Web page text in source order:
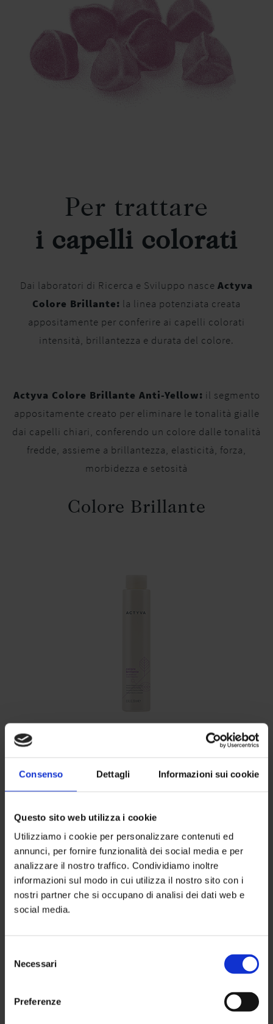
Consenso Dettagli Informazioni sui cookie
Questo sito web utilizza i cookie
Utilizziamo i cookie per personalizzare contenuti ed
annunci, per fornire funzionalità dei social media e per
analizzare il nostro traffico. Condividiamo inoltre
informazioni sul modo in cui utilizza il nostro sito con i
nostri partner che si occupano di analisi dei dati web e
social media.
delNecessari
Preferenze
Per trattare
i capelli colorati
Dai laboratori di Ricerca e Sviluppo nasce Actyva
Colore Brillante: la linea potenziata creata
appositamente per conferire ai capelli colorati
intensità, brillantezza e durata del colore.
Actyva Colore Brillante Anti-Yellow: il segmento
appositamente creato per eliminare le tonalità gialle
dai capelli chiari, conferendo un colore dalle tonalità
fredde, assieme a brillantezza, elasticità, forza,
morbidezza e setosità
Colore Brillante